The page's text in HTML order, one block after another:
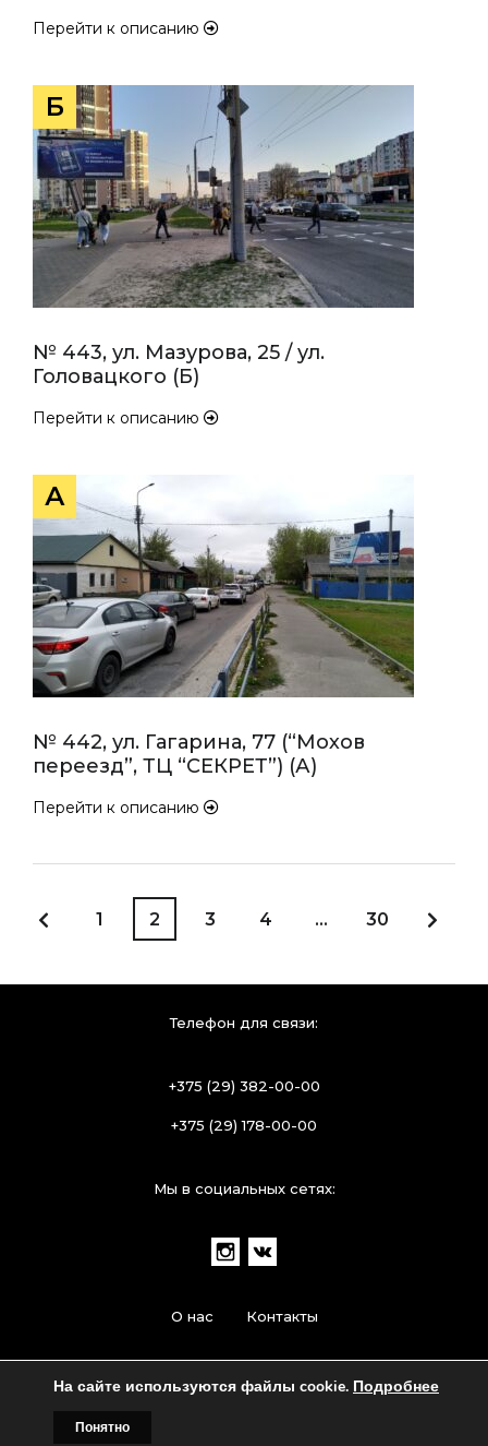
Перейти к описанию
Б
№ 443, ул. Мазурова, 25 / ул.
Головацкого (Б)
Перейти к описанию
А
№ 442, ул. Гагарина, 77 (“Мохов
переезд”, ТЦ “СЕКРЕТ”) (А)
Перейти к описанию
1 2 3 4 … 30
Телефон для связи:
+375 (29) 382-00-00
+375 (29) 178-00-00
Мы в социальных сетях:
О нас Контакты
© 2024 ЧУП «Черненко». Все права защищены
На сайте используются файлы cookie. Подробнее
Понятно